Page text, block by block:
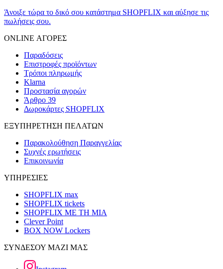
Άνοιξε τώρα το δικό σου κατάστημα SHOPFLIX και αύξησε τις
πωλήσεις σου.
ONLINE ΑΓΟΡΕΣ
Παραδόσεις
Επιστροφές προϊόντων
Τρόποι πληρωμής
Klarna
Προστασία αγορών
Άρθρο 39
Δωροκάρτες SHOPFLIX
ΕΞΥΠΗΡΕΤΗΣΗ ΠΕΛΑΤΩΝ
Παρακολούθηση Παραγγελίας
Συχνές ερωτήσεις
Επικοινωνία
ΥΠΗΡΕΣΙΕΣ
SHOPFLIX max
SHOPFLIX tickets
SHOPFLIX ΜΕ ΤΗ ΜΙΑ
Clever Point
BOX NOW Lockers
ΣΥΝΔΕΣΟΥ ΜΑΖΙ ΜΑΣ